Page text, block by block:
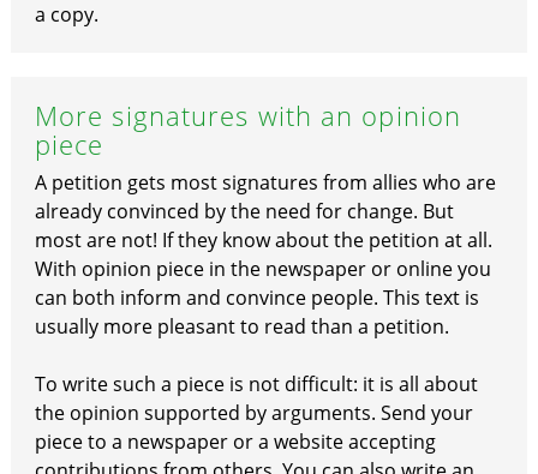
a copy.
More signatures with an opinion
piece
A petition gets most signatures from allies who are
already convinced by the need for change. But
most are not! If they know about the petition at all.
With opinion piece in the newspaper or online you
can both inform and convince people. This text is
usually more pleasant to read than a petition.
To write such a piece is not difficult: it is all about
the opinion supported by arguments. Send your
piece to a newspaper or a website accepting